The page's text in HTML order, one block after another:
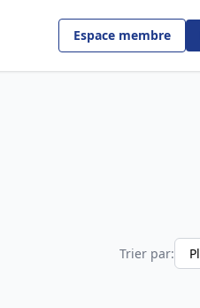
Espace membre
Trier par: